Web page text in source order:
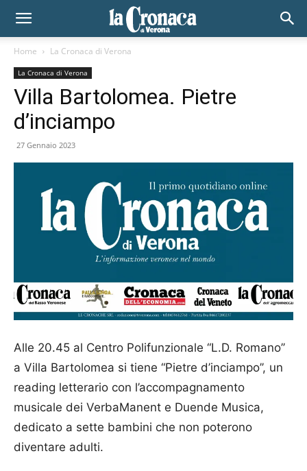
Home La Cronaca di Verona
La Cronaca di Verona
Villa Bartolomea. Pietre
d’inciampo
27 Gennaio 2023
Alle 20.45 al Centro Polifunzionale “L.D. Romano’’
a Villa Bartolomea si tiene “Pietre d’inciampo’’, un
reading letterario con l’accompagnamento
musicale dei VerbaManent e Duende Musica,
dedicato a sette bambini che non poterono
diventare adulti.